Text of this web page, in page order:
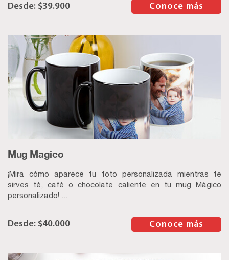
$39.900 Conoce más
Mug Magico
¡Mira cómo aparece tu foto personalizada mientras te
sirves té, café o chocolate caliente en tu mug Mágico
personalizado! ...
$40.000 Conoce más